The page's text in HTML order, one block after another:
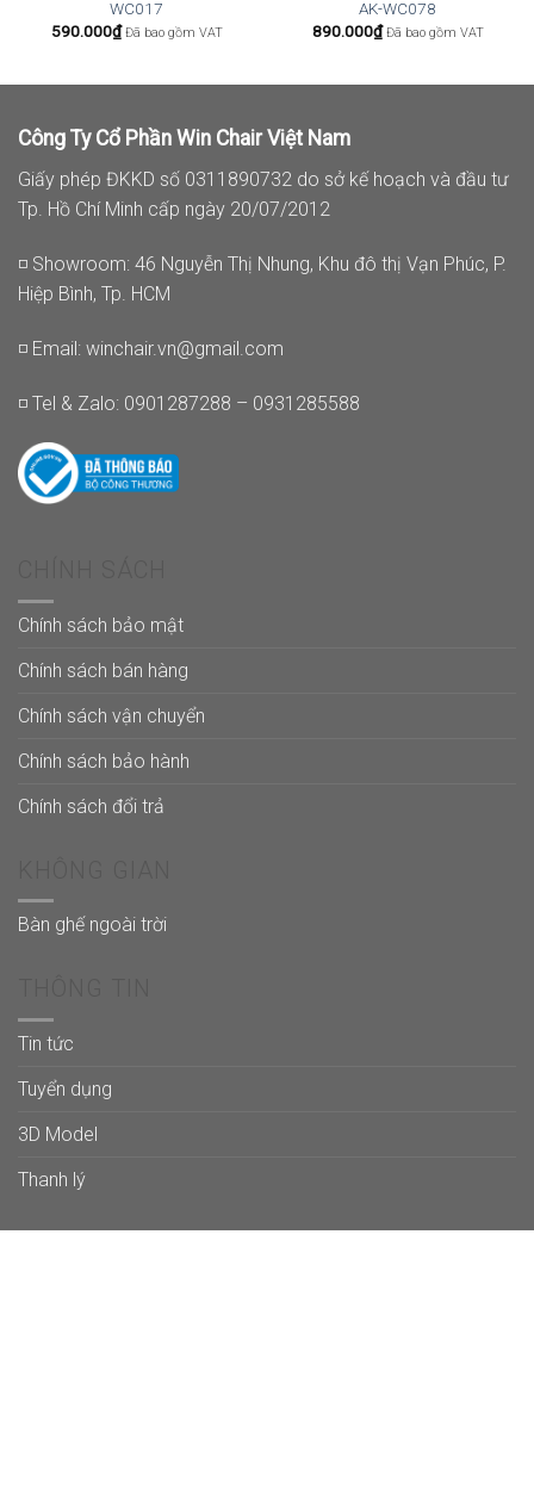
WC017
590.000₫ Đã bao gồm VAT
AK-WC078
890.000₫ Đã bao gồm VAT
Công Ty Cổ Phần Win Chair Việt Nam
Giấy phép ĐKKD số 0311890732 do sở kế hoạch và đầu tư
Tp. Hồ Chí Minh cấp ngày 20/07/2012
◽ Showroom: 46 Nguyễn Thị Nhung, Khu đô thị Vạn Phúc, P.
Hiệp Bình, Tp. HCM
◽ Email: winchair.vn@gmail.com
◽ Tel & Zalo: 0901287288 – 0931285588
Chính sách bảo mật
Chính sách bán hàng
Chính sách vận chuyển
Chính sách bảo hành
Chính sách đổi trả
Bàn ghế ngoài trời
Tin tức
Tuyển dụng
3D Model
Thanh lý